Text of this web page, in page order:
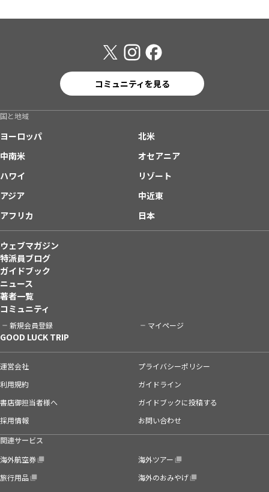
コミュニティを見る
国と地域
ヨーロッパ
北米
中南米
オセアニア
ハワイ
リゾート
アジア
中近東
アフリカ
日本
ウェブマガジン
特派員ブログ
ガイドブック
ニュース
著者一覧
コミュニティ
新規会員登録 マイページ
GOOD LUCK TRIP
運営会社
プライバシーポリシー
利用規約
ガイドライン
書店御担当者様へ
ガイドブックに投稿する
採用情報
お問い合わせ
関連サービス
海外航空券
海外ツアー
旅行用品
海外のおみやげ